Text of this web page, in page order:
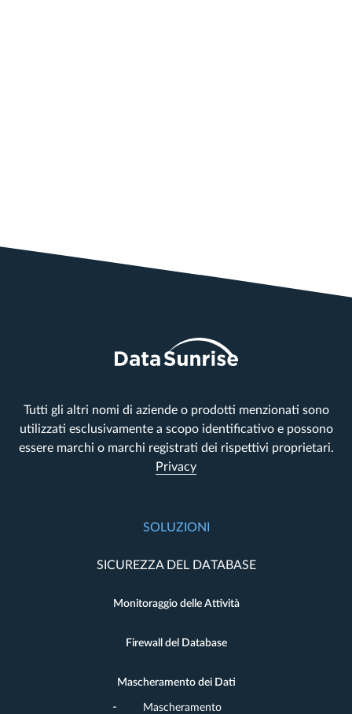
Tutti gli altri nomi di aziende o prodotti menzionati sono
utilizzati esclusivamente a scopo identificativo e possono
essere marchi o marchi registrati dei rispettivi proprietari.
Privacy
SOLUZIONI
SICUREZZA DEL DATABASE
Monitoraggio delle Attività
Firewall del Database
Mascheramento dei Dati
Mascheramento